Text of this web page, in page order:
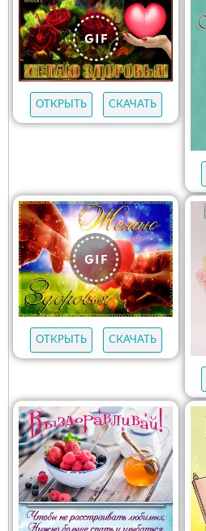
ОТКРЫТЬ СКАЧАТЬ
ОТКРЫТЬ СКАЧАТЬ